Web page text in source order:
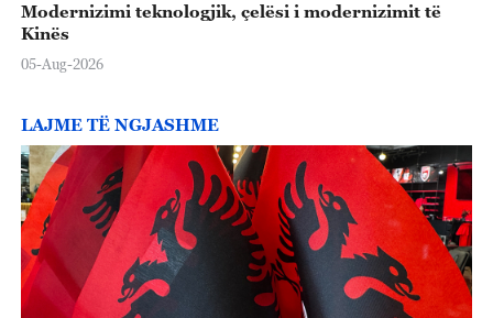
Modernizimi teknologjik, çelësi i modernizimit të
Kinës
05-Aug-2026
LAJME TË NGJASHME